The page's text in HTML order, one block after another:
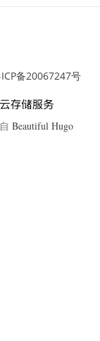
备20067247号
Beautiful Hugo